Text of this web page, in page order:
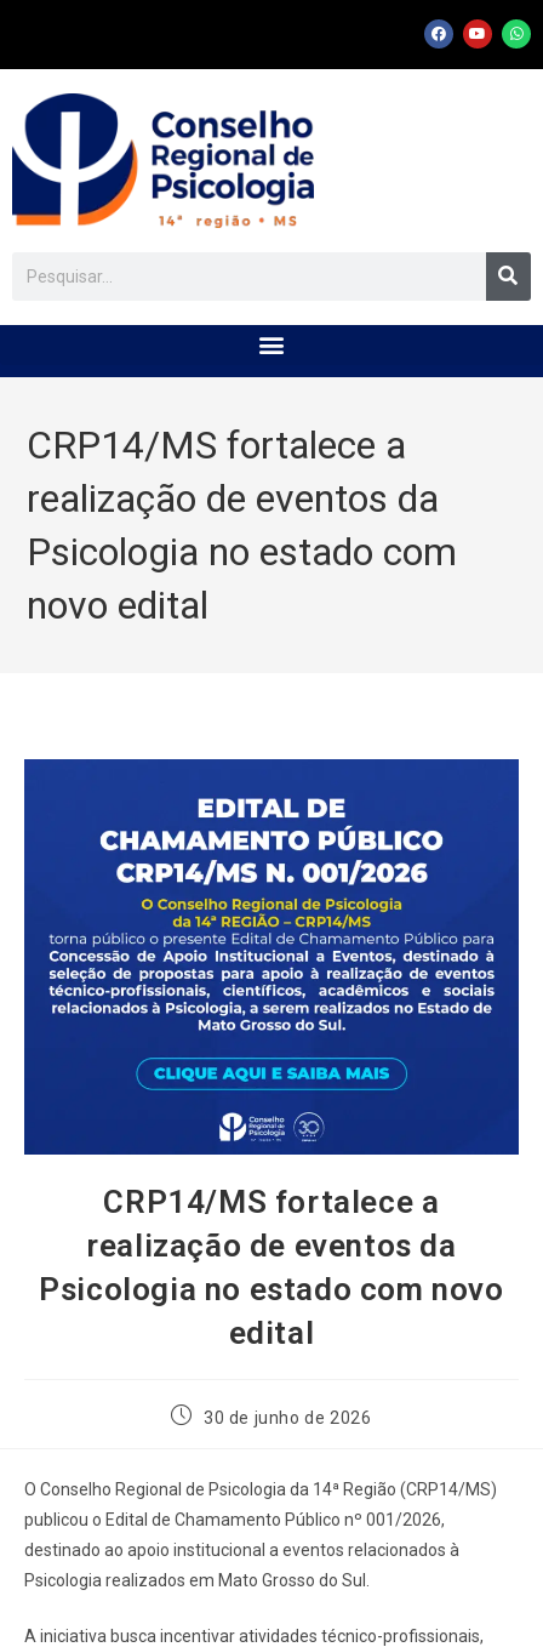
CRP14/MS fortalece a
realização de eventos da
Psicologia no estado com
novo edital
CRP14/MS fortalece a
realização de eventos da
Psicologia no estado com novo
edital
30 de junho de 2026
O Conselho Regional de Psicologia da 14ª Região (CRP14/MS)
publicou o Edital de Chamamento Público nº 001/2026,
destinado ao apoio institucional a eventos relacionados à
Psicologia realizados em Mato Grosso do Sul.
A iniciativa busca incentivar atividades técnico-profissionais,